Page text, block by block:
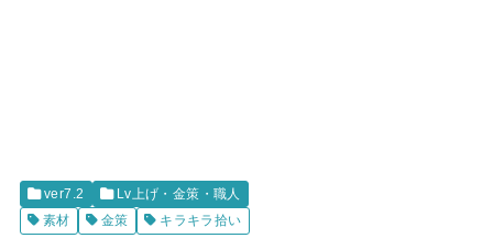
ver7.2
Lv上げ・金策・職人
素材
金策 キラキラ拾い